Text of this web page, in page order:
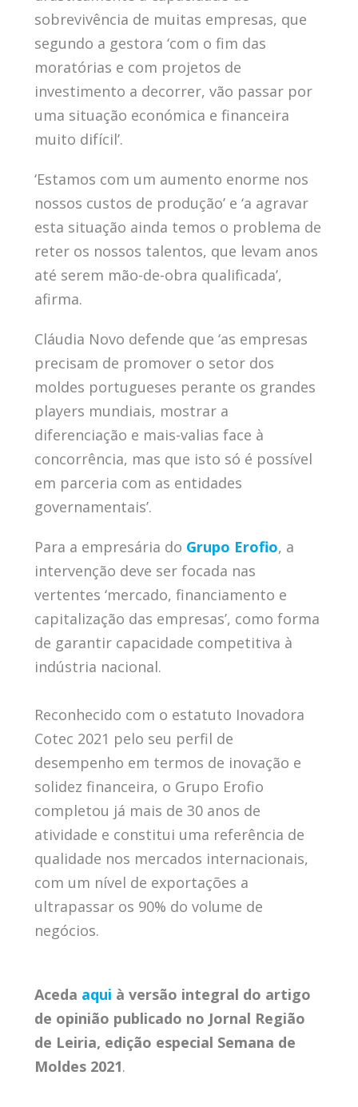
sobrevivência de muitas empresas, que
segundo a gestora ‘com o fim das
moratórias e com projetos de
investimento a decorrer, vão passar por
uma situação económica e financeira
muito difícil’.
‘Estamos com um aumento enorme nos
nossos custos de produção’ e ‘a agravar
esta situação ainda temos o problema de
reter os nossos talentos, que levam anos
até serem mão-de-obra qualificada’,
afirma.
Cláudia Novo defende que ‘as empresas
precisam de promover o setor dos
moldes portugueses perante os grandes
players mundiais, mostrar a
diferenciação e mais-valias face à
concorrência, mas que isto só é possível
em parceria com as entidades
governamentais’.
Para a empresária do Grupo Erofio, a
intervenção deve ser focada nas
vertentes ‘mercado, financiamento e
capitalização das empresas’, como forma
de garantir capacidade competitiva à
indústria nacional.
Reconhecido com o estatuto Inovadora
Cotec 2021 pelo seu perfil de
desempenho em termos de inovação e
solidez financeira, o Grupo Erofio
completou já mais de 30 anos de
atividade e constitui uma referência de
qualidade nos mercados internacionais,
com um nível de exportações a
ultrapassar os 90% do volume de
negócios.
Aceda aqui à versão integral do artigo
de opinião publicado no Jornal Região
de Leiria, edição especial Semana de
Moldes 2021.